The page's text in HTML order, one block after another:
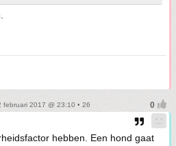
februari 2017 @ 23:10 • 26
hebben. Een hond gaat